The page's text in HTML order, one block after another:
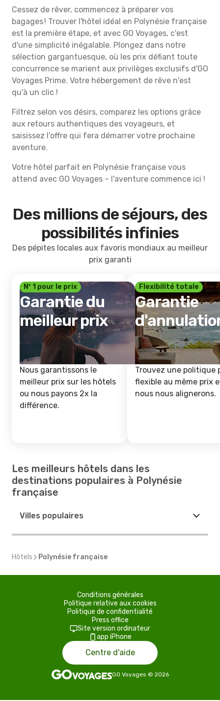
Cessez de rêver, commencez à préparer vos
bagages ! Trouver l'hôtel idéal en Polynésie française
est la première étape, et avec GO Voyages, c'est
d'une simplicité inégalable. Plongez dans notre
sélection gargantuesque, où les prix défiant toute
concurrence se marient aux privilèges exclusifs d'GO
Voyages Prime. Votre hébergement de rêve n'est
qu'à un clic !
Filtrez selon vos désirs, comparez les options grâce
aux retours authentiques des voyageurs, et
saisissez l'offre qui fera démarrer votre prochaine
aventure.
Votre hôtel parfait en Polynésie française vous
attend avec GO Voyages – l'aventure commence ici !
Des millions de séjours, des
possibilités infinies
Des pépites locales aux favoris mondiaux au meilleur
prix garanti
Nº 1 pour le prix
Garantie du
meilleur prix
Nous garantissons le
meilleur prix sur les hôtels
ou nous payons 2x la
différence.
Flexibilité totale
Garantie
Trouvez une politique
flexible au même prix
nous nous alignerons.
Les meilleurs hôtels dans les
destinations populaires à Polynésie
française
Villes populaires
Hôtels Polynésie française
Conditions générales
Politique relative aux cookies
Politique de confidentialité
Press office
Site version ordinateur
app iPhone
Centre d'aide
GO Voyages © 2026